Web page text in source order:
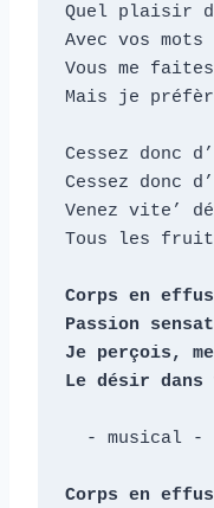
Quel plaisir
Avec vos
Vous me
Mais je
Cessez donc
Cessez donc
Venez vite’
Tous les
Corps en
Passion
Je perçois,
Le désir dans
Corps en